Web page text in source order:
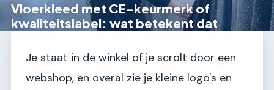
Vloerkleed met CE-keurmerk of
kwaliteitslabel: wat betekent dat
Je staat in de winkel of je scrolt door een
webshop, en overal zie je kleine logo's en